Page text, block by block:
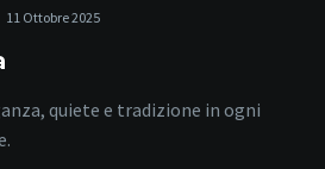
11 Ottobre 2025
quiete e tradizione in ogni